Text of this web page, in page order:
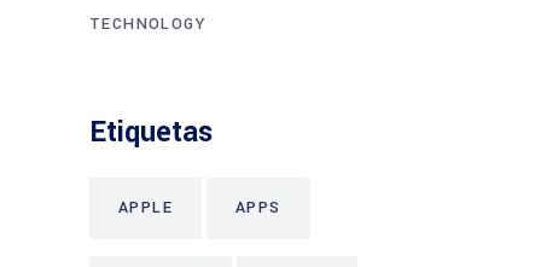
TECHNOLOGY
Etiquetas
APPLE APPS